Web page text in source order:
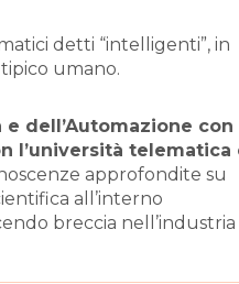
detti “intelligenti”, in
umano.
dell’Automazione con
l’università telematica
approfondite su
all’interno
breccia nell’industria